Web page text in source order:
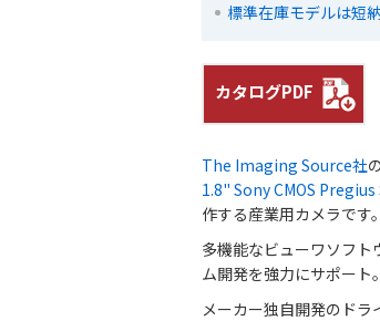
標準在庫モデルは短
カタログPDF
The Imaging Source社
1.8" Sony CMOS Pregius
作する産業用カメラです。
多機能なビューワソフト
ム開発を強力にサポート
メーカー独自開発のドラ